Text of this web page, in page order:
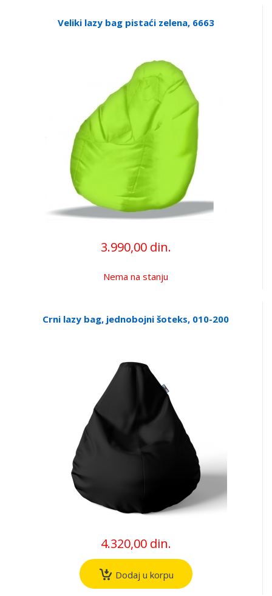
Veliki lazy bag pistaći zelena, 6663
3.990,00 din.
Nema na stanju
Crni lazy bag, jednobojni šoteks, 010-200
4.320,00 din.
Dodaj u korpu